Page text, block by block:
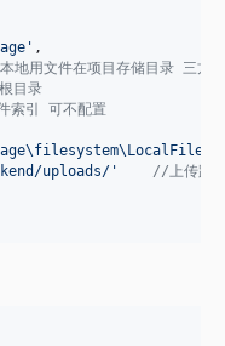
'
地用文件在项目存储目录 三方
目录
索引 可不配置
uploads/ '
//上传路